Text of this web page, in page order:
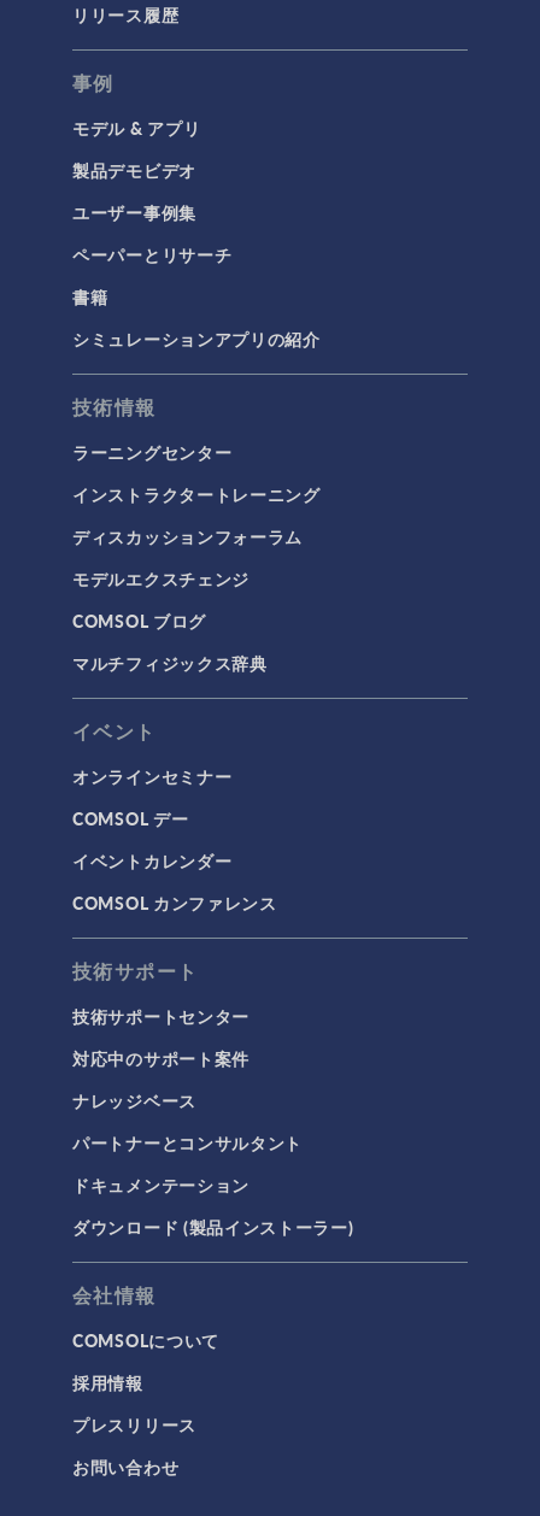
リリース履歴
事例
モデル & アプリ
製品デモビデオ
ユーザー事例集
ペーパーとリサーチ
書籍
シミュレーションアプリの紹介
技術情報
ラーニングセンター
インストラクタートレーニング
ディスカッションフォーラム
モデルエクスチェンジ
COMSOL ブログ
マルチフィジックス辞典
イベント
オンラインセミナー
COMSOL デー
イベントカレンダー
COMSOL カンファレンス
技術サポート
技術サポートセンター
対応中のサポート案件
ナレッジベース
パートナーとコンサルタント
ドキュメンテーション
ダウンロード (製品インストーラー)
会社情報
COMSOLについて
採用情報
プレスリリース
お問い合わせ